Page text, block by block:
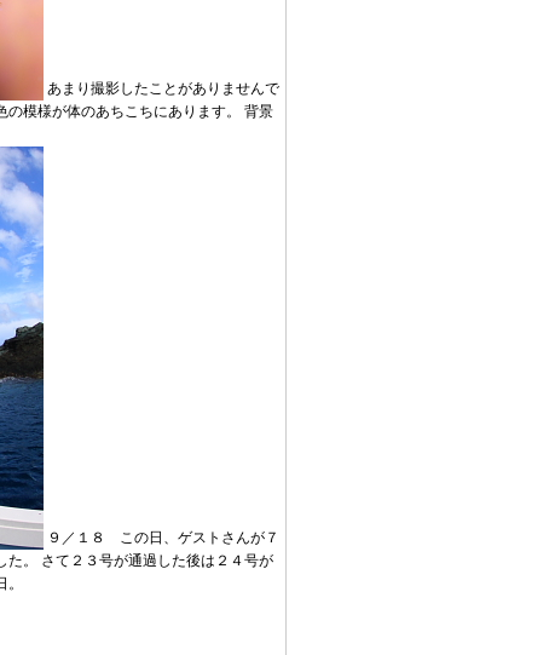
あまり撮影したことがありませんで
の模様が体のあちこちにあります。 背景
９／１８ この日、ゲストさんが７
た。 さて２３号が通過した後は２４号が